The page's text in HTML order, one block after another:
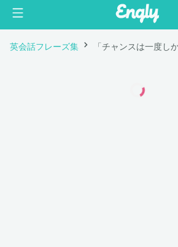
英会話フレーズ集